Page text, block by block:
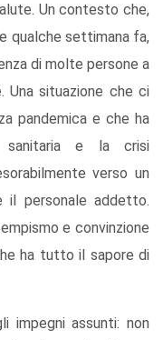
Un contesto che,
qualche settimana fa,
di molte persone a
Una situazione che ci
pandemica e che ha
sanitaria e la crisi
verso un
personale addetto.
e convinzione
ha tutto il sapore di
impegni assunti: non